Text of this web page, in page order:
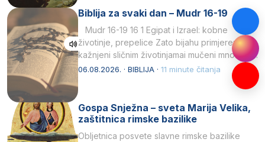
Biblija za svaki dan – Mudr 16-19
Mudr 16-19 16 1 Egipat i Izrael: kobne
životinje, prepelice Zato bijahu primjereno
kažnjeni sličnim životinjamai mučeni mnoštvom
kukaca.2 A narod…
06.08.2026. · BIBLIJA · 11 minute čitanja
Gospa Snježna – sveta Marija Velika,
zaštitnica rimske bazilike
Obljetnica posvete slavne rimske bazilike